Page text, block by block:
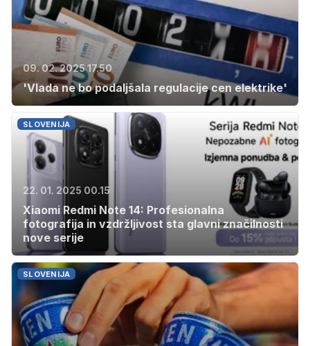
09. 02. 2025 17.50
'Vlada ne bo podaljšala regulacije cen elektrike'
SLOVENIJA
22. 01. 2025 00.15
Xiaomi Redmi Note 14: Profesionalna
fotografija in vzdržljivost sta glavni značilnosti
nove serije
SLOVENIJA